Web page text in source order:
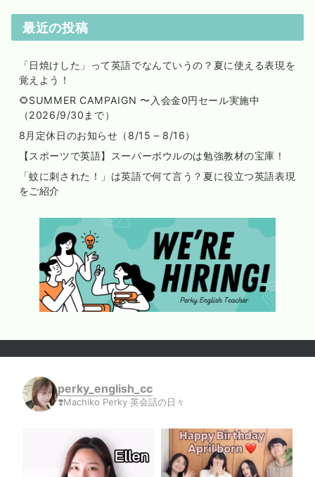
最近の投稿
「日焼けした」って英語でなんていうの？夏に使える表現を
覚えよう！
🌻SUMMER CAMPAIGN 〜入会金0円セール実施中
（2026/9/30まで）
8月定休日のお知らせ（8/15 – 8/16）
【スポーツで英語】スーパーボウルのは勉強教材の宝庫！
「蚊に刺された！」は英語で何て言う？夏に役立つ英語表現
をご紹介
perky_english_cc
❣️Machiko Perky 英会話の日々